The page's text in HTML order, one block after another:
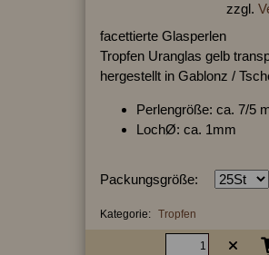
zzgl.
facettierte Glasperlen
Tropfen Uranglas gelb
hergestellt in Gablonz /
Perlengröße: ca. 7/5
LochØ: ca. 1mm
Packungsgröße:
Kategorie: Tropfen